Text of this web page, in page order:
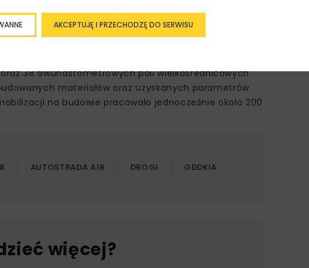
odcinku wykorzystano blisko 330 tysięcy ton
200 tys. dybli i kotew drogowych w nawierzchnię.
38 dwunastometrowych pali wielkośrednicowych
materiałów oraz uzyskanych parametrów
na budowie pracowało jednocześnie około 200
AUTOSTRADA A18 DROGI GDDKIA
więcej?
AKCEPTUJĘ I PRZECHODZĘ DO SERWISU